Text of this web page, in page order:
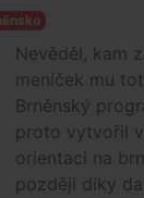
Nevěděl, kam
meníček mu
Brněnský
proto vytvořil
orientaci na
později díky